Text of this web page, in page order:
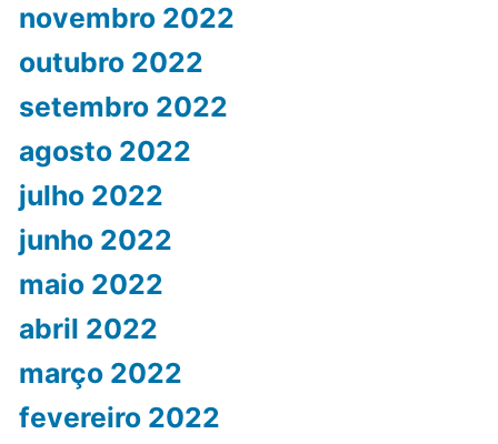
novembro 2022
outubro 2022
setembro 2022
agosto 2022
julho 2022
junho 2022
maio 2022
abril 2022
março 2022
fevereiro 2022